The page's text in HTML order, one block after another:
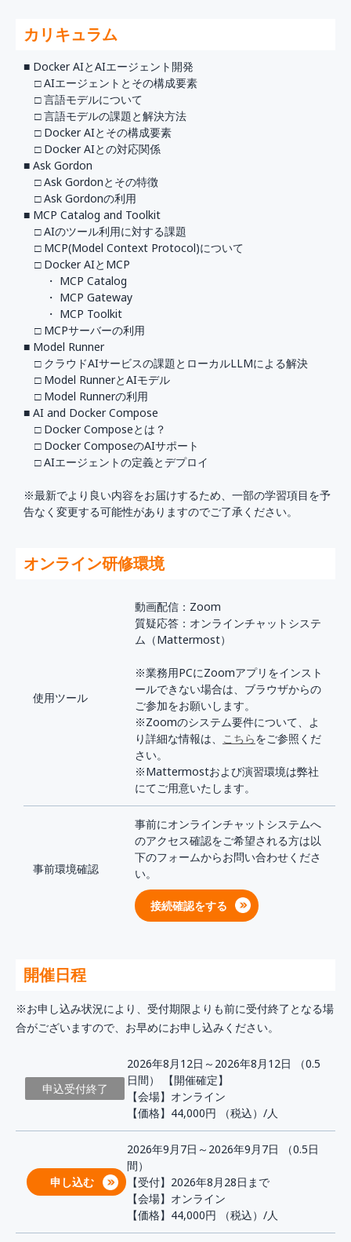
カリキュラム
■ Docker AIとAIエージェント開発
□ AIエージェントとその構成要素
□ 言語モデルについて
□ 言語モデルの課題と解決方法
□ Docker AIとその構成要素
□ Docker AIとの対応関係
■ Ask Gordon
□ Ask Gordonとその特徴
□ Ask Gordonの利用
■ MCP Catalog and Toolkit
□ AIのツール利用に対する課題
□ MCP(Model Context Protocol)について
□ Docker AIとMCP
・ MCP Catalog
・ MCP Gateway
・ MCP Toolkit
□ MCPサーバーの利用
■ Model Runner
□ クラウドAIサービスの課題とローカルLLMによる解決
□ Model RunnerとAIモデル
□ Model Runnerの利用
■ AI and Docker Compose
□ Docker Composeとは？
□ Docker ComposeのAIサポート
□ AIエージェントの定義とデプロイ
※最新でより良い内容をお届けするため、一部の学習項目を予
告なく変更する可能性がありますのでご了承ください。
オンライン研修環境
使用ツール
動画配信：Zoom
質疑応答：オンラインチャットシステ
ム（Mattermost）
※業務用PCにZoomアプリをインスト
ールできない場合は、ブラウザからの
ご参加をお願いします。
※Zoomのシステム要件について、よ
り詳細な情報は、 こちらをご参照くだ
さい。
※Mattermostおよび演習環境は弊社
にてご用意いたします。
事前環境確認
事前にオンラインチャットシステムへ
のアクセス確認をご希望される方は以
下のフォームからお問い合わせくださ
い。
接続確認をする
開催日程
※お申し込み状況により、受付期限よりも前に受付終了となる場
合がございますので、お早めにお申し込みください。
申込受付終了
2026年8月12日～2026年8月12日 （0.5
日間） 【開催確定】
【会場】オンライン
【価格】44,000円
（税込）/人
申し込む
2026年9月7日～2026年9月7日 （0.5日
間）
【受付】2026年8月28日まで
【会場】オンライン
【価格】44,000円
（税込）/人